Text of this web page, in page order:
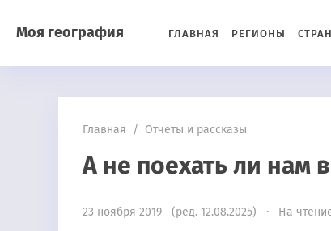
Моя география ГЛАВНАЯ РЕГИОНЫ
Главная / Отчеты и рассказы
А не поехать ли нам
23 ноября 2019 (ред. 12.08.2025) · На